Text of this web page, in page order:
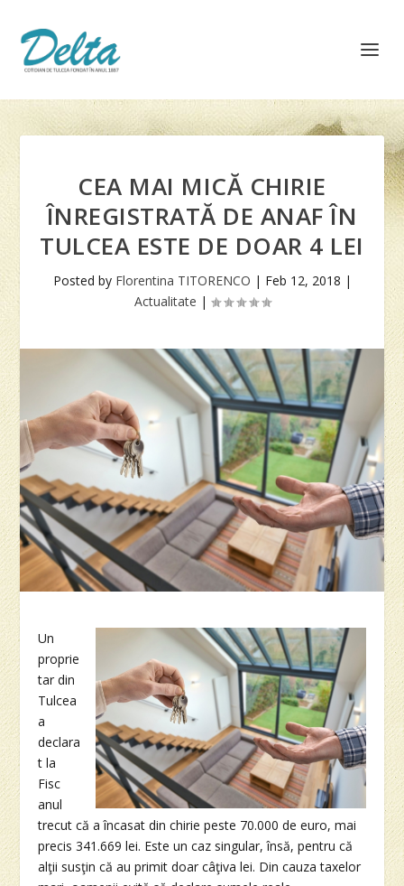
CEA MAI MICĂ CHIRIE
ÎNREGISTRATĂ DE ANAF ÎN
TULCEA ESTE DE DOAR 4 LEI
Posted by Florentina TITORENCO | Feb 12, 2018 |
Actualitate |
Un
proprie
tar din
Tulcea
a
declara
t la
Fisc
anul
trecut că a încasat din chirie peste 70.000 de euro, mai
precis 341.669 lei. Este un caz singular, însă, pentru că
alţii susţin că au primit doar câţiva lei. Din cauza taxelor